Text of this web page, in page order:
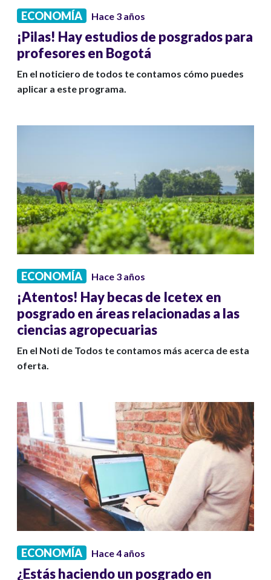
ECONOMÍA Hace 3 años
¡Pilas! Hay estudios de posgrados para
profesores en Bogotá
En el noticiero de todos te contamos cómo puedes
aplicar a este programa.
ECONOMÍA Hace 3 años
¡Atentos! Hay becas de Icetex en
posgrado en áreas relacionadas a las
ciencias agropecuarias
En el Noti de Todos te contamos más acerca de esta
oferta.
ECONOMÍA Hace 4 años
¿Estás haciendo un posgrado en